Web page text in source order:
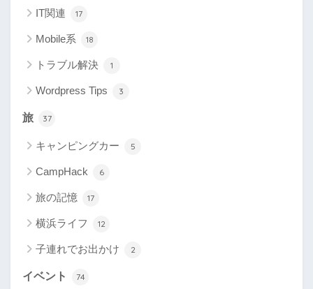
IT関連 17
Mobile系 18
トラブル解決 1
Wordpress Tips 3
旅 37
キャンピングカー 5
CampHack 6
旅の記憶 17
横浜ライフ 12
子連れでお出かけ 2
イベント 74